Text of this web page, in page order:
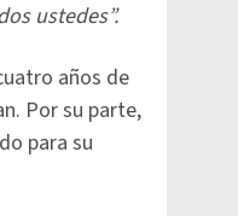
ustedes”.
años de
Por su parte,
para su